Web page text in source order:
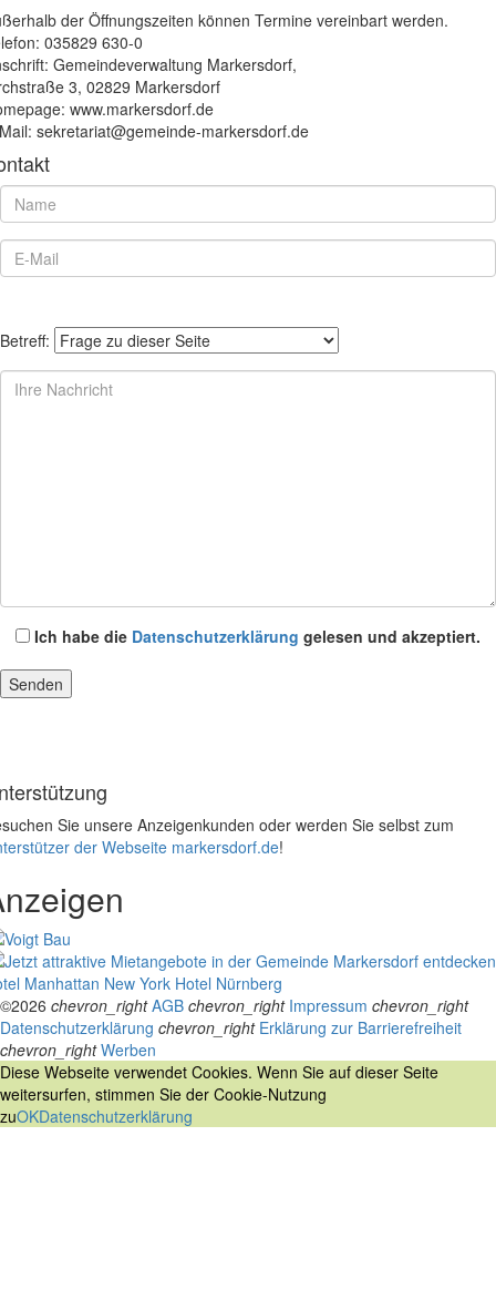
der Öffnungszeiten können Termine vereinbart werden.
035829 630-0
Gemeindeverwaltung Markersdorf,
3, 02829 Markersdorf
www.markersdorf.de
sekretariat@gemeinde-markersdorf.de
Betreff:
Ich habe die Datenschutzerklärung gelesen und akzeptiert.
Sie unsere Anzeigenkunden oder werden Sie selbst zum
der Webseite markersdorf.de!
Manhattan New York Hotel Nürnberg
©2026 chevron_right AGB chevron_right Impressum chevron_right
Datenschutzerklärung chevron_right Erklärung zur Barrierefreiheit
chevron_right Werben
Diese Webseite verwendet Cookies. Wenn Sie auf dieser Seite
weitersurfen, stimmen Sie der Cookie-Nutzung
zuOKDatenschutzerklärung